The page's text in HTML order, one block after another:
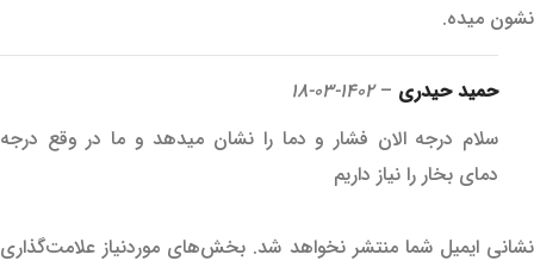
نشون میده.
حمید حیدری –
1402-03-18
سلام درجه الان فشار و دما را نشان میدهد و ما در وقع درجه
دمای بخار را نیاز داریم
نشانی ایمیل شما منتشر نخواهد شد. بخش‌های موردنیاز علامت‌گذاری